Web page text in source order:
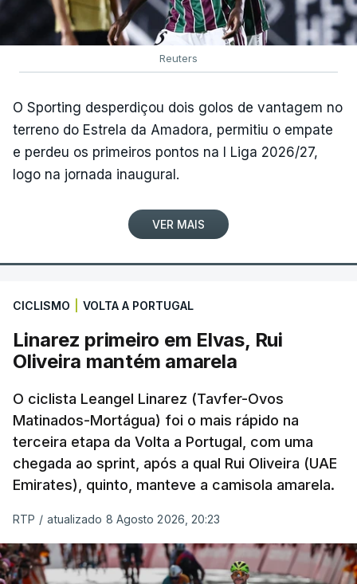
Reuters
O Sporting desperdiçou dois golos de vantagem no
terreno do Estrela da Amadora, permitiu o empate
e perdeu os primeiros pontos na I Liga 2026/27,
logo na jornada inaugural.
VER MAIS
CICLISMO VOLTA A PORTUGAL
Linarez primeiro em Elvas, Rui
Oliveira mantém amarela
O ciclista Leangel Linarez (Tavfer-Ovos
Matinados-Mortágua) foi o mais rápido na
terceira etapa da Volta a Portugal, com uma
chegada ao sprint, após a qual Rui Oliveira (UAE
Emirates), quinto, manteve a camisola amarela.
RTP / atualizado 8 Agosto 2026, 20:23